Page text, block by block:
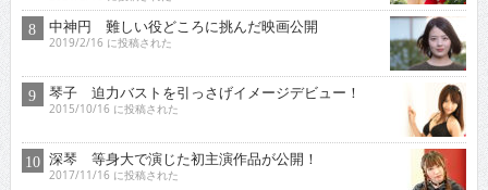
中神円 難しい役どころに挑んだ映画公開
2019/2/16 に投稿された
琴子 迫力バストを引っさげイメージデビュー！
2015/10/16 に投稿された
深琴 等身大で演じた初主演作品が公開！
2017/11/16 に投稿された